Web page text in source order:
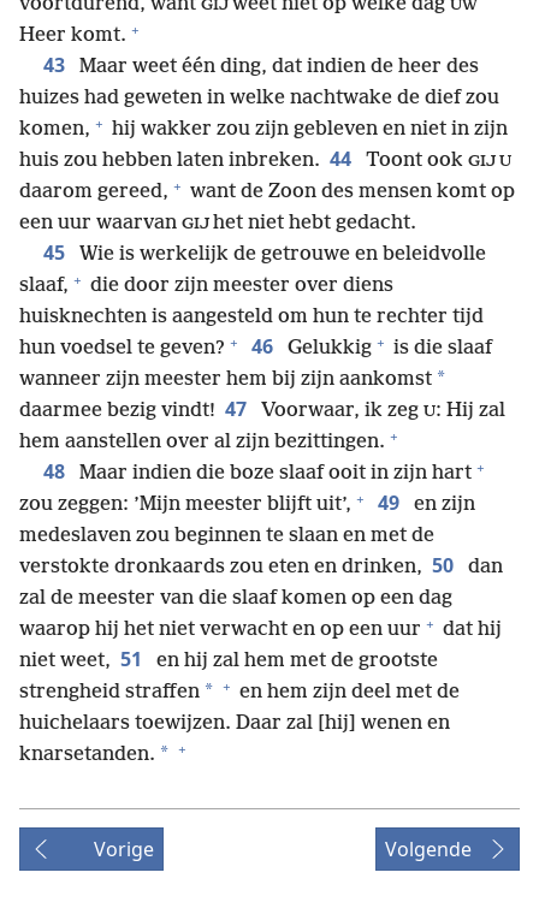
GIJ UW
Heer komt. +
43
Maar weet één ding, dat indien de heer des
huizes had geweten in welke nachtwake de dief zou
komen, + hij wakker zou zijn gebleven en niet in zijn
huis zou hebben laten inbreken. 44 Toont ook GIJ U
daarom gereed, + want de Zoon des mensen komt op
een uur waarvan GIJ het niet hebt gedacht.
45
Wie is werkelijk de getrouwe en beleidvolle
slaaf, + die door zijn meester over diens
huisknechten is aangesteld om hun te rechter tijd
hun voedsel te geven? + 46 Gelukkig + is die slaaf
wanneer zijn meester hem bij zijn aankomst *
daarmee bezig vindt! 47 Voorwaar, ik zeg U: Hij zal
hem aanstellen over al zijn bezittingen. +
48 Maar indien die boze slaaf ooit in zijn hart +
zou zeggen: ’Mijn meester blijft uit’, + 49
en zijn
medeslaven zou beginnen te slaan en met de
verstokte dronkaards zou eten en drinken, 50
dan
zal de meester van die slaaf komen op een dag
waarop hij het niet verwacht en op een uur + dat hij
niet weet, 51
en hij zal hem met de grootste
strengheid straffen * + en hem zijn deel met de
huichelaars toewijzen. Daar zal [hij] wenen en
knarsetanden. * +
Vorige Volgende